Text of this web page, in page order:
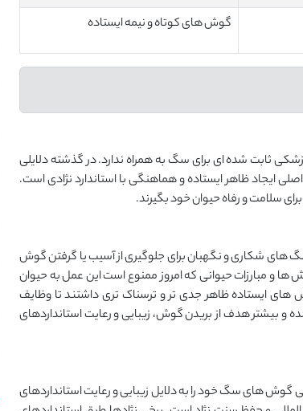
گوش های کوتاه و نیمه ایستاده
ثابت شده ای برای سگ به همراه ندارد. در گذشته دلایلی
ایجاد ظاهر ایستاده و هماهنگی با استاندارد نژادی است.
سلامت و رفاه حیوان خود بگیرند.
شکاری و نگهبان برای جلوگیری از آسیب یا گرفتن گوش
مبارزات حیوانی که امروز ممنوع است این عمل به حیوان
های ایستاده ظاهر جدی تر و ترسناک تری داشتند تا وظایف
و بیشتر هدف از بریدن گوش، زیبایی و رعایت استانداردهای
گوش های سگ خود را به دلایل زیبایی و رعایت استانداردهای